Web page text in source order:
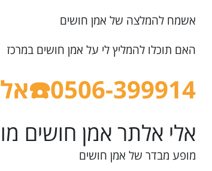
אשמח להמלצה של אמן חושים
האם תוכלו להמליץ לי על אמן חושים במרכז
0506-399914☎️אלי אלתר
אלי אלתר אמן חושים
מופע מבדר של אמן חושים